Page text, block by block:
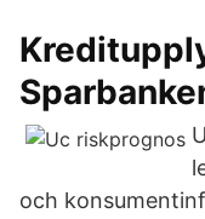
och